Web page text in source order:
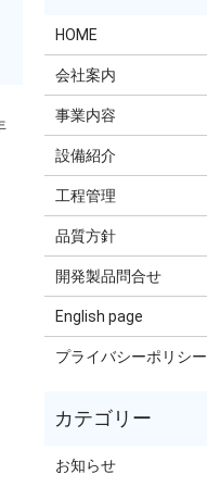
HOME
会社案内
事業内容
設備紹介
工程管理
品質方針
開発製品問合せ
English page
プライバシーポリシー
お知らせ